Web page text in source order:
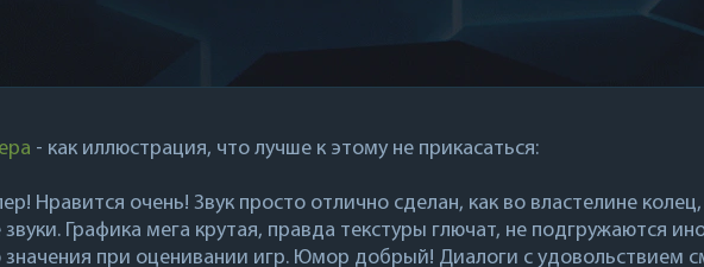
- как иллюстрация, что лучше к этому не прикасаться:
Нравится очень! Звук просто отлично сделан, как во властелине
Графика мега крутая, правда текстуры глючат, не подгружаются
значения при оценивании игр. Юмор добрый! Диалоги с удовольствием